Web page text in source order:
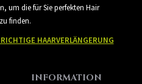
um die für Sie perfekten Hair
finden.
HAARVERLÄNGERUNG
INFORMATION